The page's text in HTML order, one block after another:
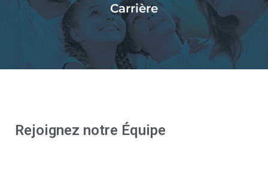
Carrière
Rejoignez notre Équipe